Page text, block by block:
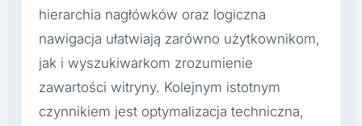
hierarchia nagłówków oraz logiczna
nawigacja ułatwiają zarówno użytkownikom,
jak i wyszukiwarkom zrozumienie
zawartości witryny. Kolejnym istotnym
czynnikiem jest optymalizacja techniczna,